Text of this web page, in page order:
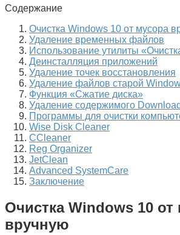
Содержание
Очистка Windows 10 от мусора
Удаление временных файлов
Использование утилиты
Деинсталляция приложений
Удаление точек восстановления
Удаление файлов старой
Функция «Сжатие диска»
Удаление содержимого
Программы для очистки
Wise Disk Cleaner
CCleaner
Reg Organizer
JetClean
Advanced SystemCare
Заключение
Очистка Windows 10 от
вручную